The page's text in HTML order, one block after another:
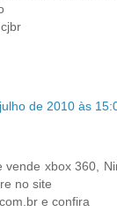
de 2010 às
vende xbox 360,
no site
e confira